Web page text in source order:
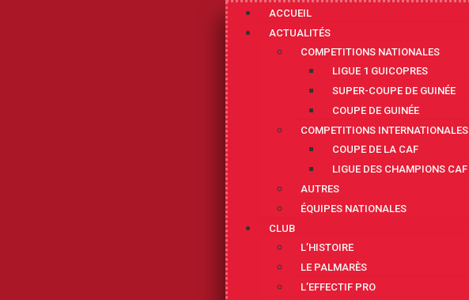
ACCUEIL
ACTUALITÉS
COMPETITIONS NATIONALES
LIGUE 1 GUICOPRES
SUPER-COUPE DE GUINÉE
COUPE DE GUINÉE
COMPETITIONS INTERNATIONALES
COUPE DE LA CAF
LIGUE DES CHAMPIONS CAF
AUTRES
ÉQUIPES NATIONALES
CLUB
L’HISTOIRE
LE PALMARÈS
L’EFFECTIF PRO